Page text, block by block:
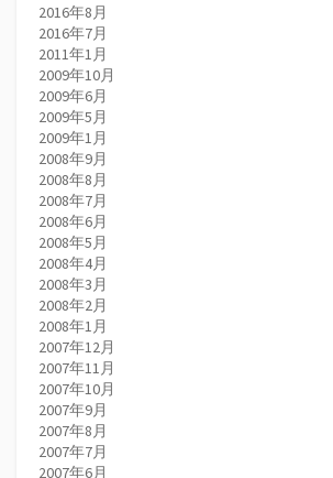
2016年8月
2016年7月
2011年1月
2009年10月
2009年6月
2009年5月
2009年1月
2008年9月
2008年8月
2008年7月
2008年6月
2008年5月
2008年4月
2008年3月
2008年2月
2008年1月
2007年12月
2007年11月
2007年10月
2007年9月
2007年8月
2007年7月
2007年6月